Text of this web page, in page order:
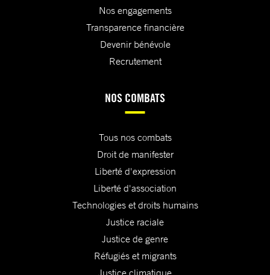
Nos engagements
Transparence financière
Devenir bénévole
Recrutement
NOS COMBATS
Tous nos combats
Droit de manifester
Liberté d'expression
Liberté d'association
Technologies et droits humains
Justice raciale
Justice de genre
Réfugiés et migrants
Justice climatique